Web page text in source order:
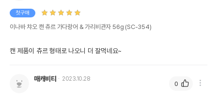
첫구매
이나바 챠오 캔 츄르 가다랑어 & 가리비관자 56g (SC-354)
캔 제품이 츄르 형태로 나오니 더 잘먹네요~
매캐비티 2023.10.28
0